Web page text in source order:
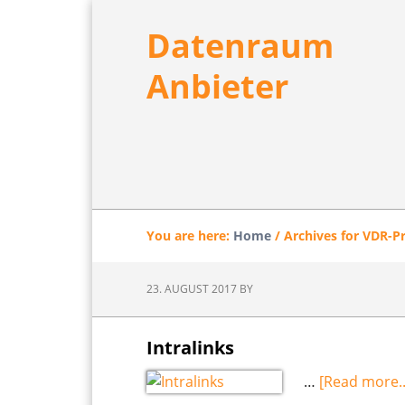
Datenraum
Anbieter
You are here: Home / Archives for VDR-
23. AUGUST 2017 BY
Intralinks
… [Read